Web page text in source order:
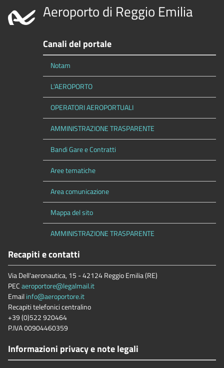
Aeroporto di Reggio Emilia
Canali del portale
Notam
L'AEROPORTO
OPERATORI AEROPORTUALI
AMMINISTRAZIONE TRASPARENTE
Bandi Gare e Contratti
Aree tematiche
Area comunicazione
Mappa del sito
AMMINISTRAZIONE TRASPARENTE
Recapiti e contatti
Via Dell'aeronautica, 15 - 42124 Reggio Emilia (RE)
PECaeroportore@legalmail.it
Emailinfo@aeroportore.it
Recapiti telefonici centralino
+39 (0)522 920464
P.IVA 00904460359
Informazioni privacy e note legali